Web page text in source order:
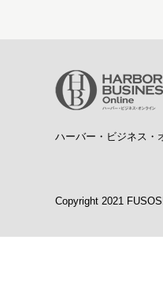
ハーバー・ビジネス・
Copyright 2021